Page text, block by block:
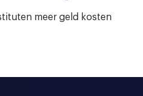
meer geld kosten